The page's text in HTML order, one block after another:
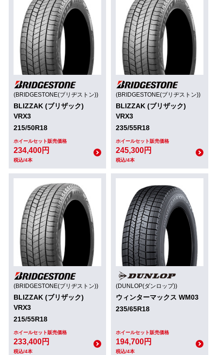
(BRIDGESTONE(ブリヂストン))
BLIZZAK (ブリザック)
VRX3
215/50R18
ホイールセット販売価格
234,400円
税込/4本
(BRIDGESTONE(ブリヂストン))
BLIZZAK (ブリザック)
VRX3
235/55R18
ホイールセット販売価格
245,300円
税込/4本
(BRIDGESTONE(ブリヂストン))
BLIZZAK (ブリザック)
VRX3
215/55R18
ホイールセット販売価格
233,400円
税込/4本
(DUNLOP(ダンロップ))
ウィンターマックス WM03
235/65R18
ホイールセット販売価格
194,700円
税込/4本